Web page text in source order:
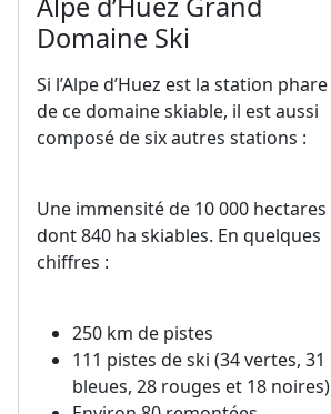
Domaine Ski
Si l’Alpe d’Huez est la station phare
de ce domaine skiable, il est aussi
composé de six autres stations :
Une immensité de 10 000 hectares
dont 840 ha skiables. En quelques
chiffres :
250 km de pistes
111 pistes de ski (34 vertes, 31
bleues, 28 rouges et 18 noires)